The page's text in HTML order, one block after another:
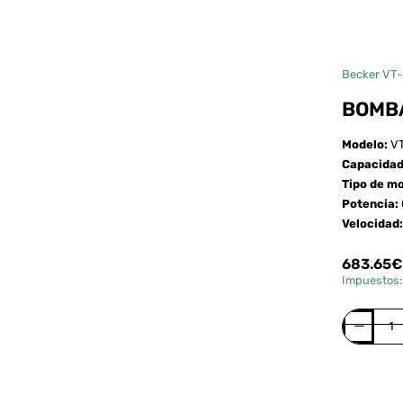
Becker
Modelo:
Tipo de
Potencia:
Velocidad:
683.65€
Bomba